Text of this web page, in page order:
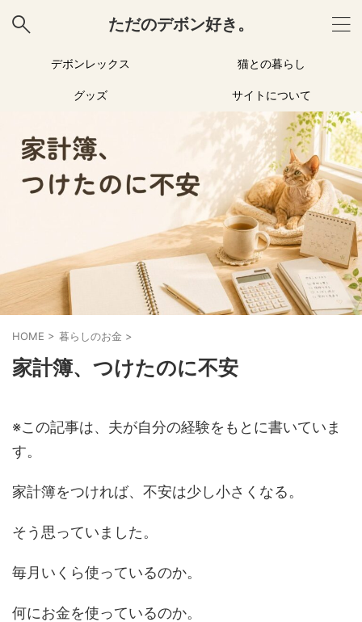
ただのデボン好き。
デボンレックス 猫との暮らし
グッズ サイトについて
HOME > 暮らしのお金 >
家計簿、つけたのに不安
※この記事は、夫が自分の経験をもとに書いていま
す。
家計簿をつければ、不安は少し小さくなる。
そう思っていました。
毎月いくら使っているのか。
何にお金を使っているのか。